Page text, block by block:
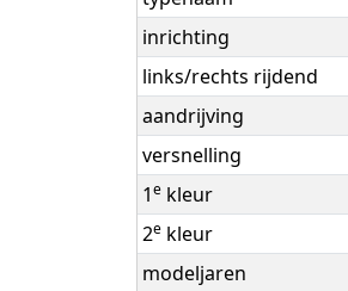
inrichting
links/rechts rijdend
aandrijving
versnelling
1e kleur
2e kleur
modeljaren